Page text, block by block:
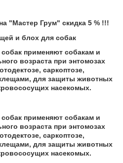
"Мастер Грум" скидка 5 % !!!
и блох для собак
применяют собакам и
возраста при энтомозах
саркоптозе,
для защиты животных
насекомых.
применяют собакам и
возраста при энтомозах
саркоптозе,
для защиты животных
насекомых.